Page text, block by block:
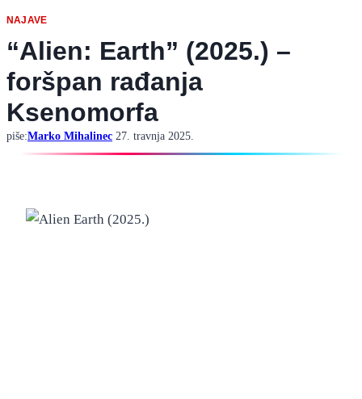
NAJAVE
“Alien: Earth” (2025.) –
foršpan rađanja
Ksenomorfa
piše:Marko Mihalinec 27. travnja 2025.